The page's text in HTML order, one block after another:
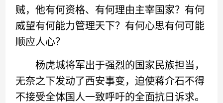
贼，他有何资格、有何理由主宰国家？有何
威望有何能力管理天下？有何心思有何可能
顺应人心？
杨虎城将军出于强烈的国家民族担当，
无奈之下发动了西安事变，迫使蒋介石不得
不接受全体国人一致呼吁的全面抗日诉求。